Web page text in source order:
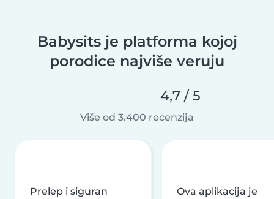
Babysits je platforma kojoj
porodice najviše veruju
4,7 / 5
Više od 3.400 recenzija
Prelep i siguran
Ova aplikacija je